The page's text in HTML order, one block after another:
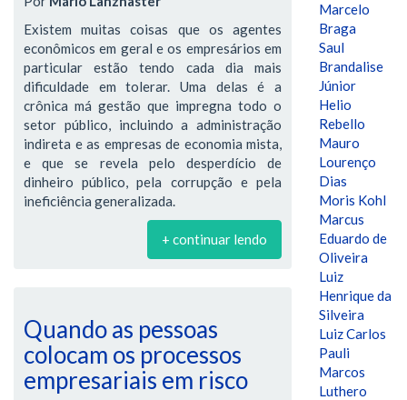
Existem muitas coisas que os agentes
econômicos em geral e os empresários em
particular estão tendo cada dia mais
dificuldade em tolerar. Uma delas é a
crônica má gestão que impregna todo o
setor público, incluindo a administração
indireta e as empresas de economia mista,
e que se revela pelo desperdício de
dinheiro público, pela corrupção e pela
ineficiência generalizada.
+ continuar lendo
Quando as pessoas
colocam os processos
empresariais em risco
Marcelo
Braga
Saul
Brandalise
Júnior
Helio
Rebello
Mauro
Lourenço
Dias
Moris Kohl
Marcus
Eduardo de
Oliveira
Luiz
Henrique da
Silveira
Luiz Carlos
Pauli
Marcos
Luthero